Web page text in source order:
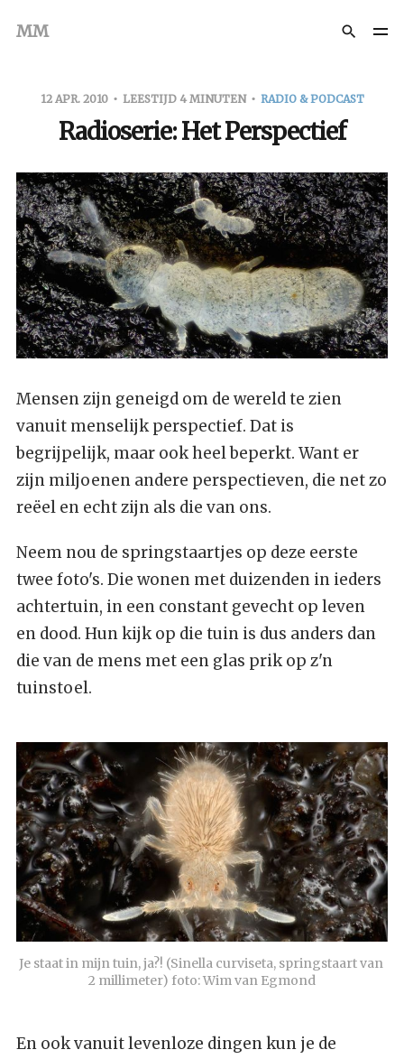
MM
12 APR. 2010 LEESTIJD 4 MINUTEN RADIO & PODCAST
Radioserie: Het Perspectief
Mensen zijn geneigd om de wereld te zien
vanuit menselijk perspectief. Dat is
begrijpelijk, maar ook heel beperkt. Want er
zijn miljoenen andere perspectieven, die net zo
reëel en echt zijn als die van ons.
Neem nou de springstaartjes op deze eerste
twee foto's. Die wonen met duizenden in ieders
achtertuin, in een constant gevecht op leven
en dood. Hun kijk op die tuin is dus anders dan
die van de mens met een glas prik op z'n
tuinstoel.
Je staat in mijn tuin, ja?! (Sinella curviseta, springstaart van
2 millimeter) foto: Wim van Egmond
En ook vanuit levenloze dingen kun je de